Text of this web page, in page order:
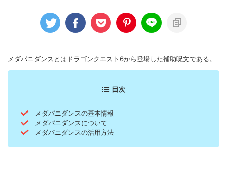
メダパニダンスとはドラゴンクエスト6から登場した補助呪文である。
目次
メダパニダンスの基本情報
メダパニダンスについて
メダパニダンスの活用方法